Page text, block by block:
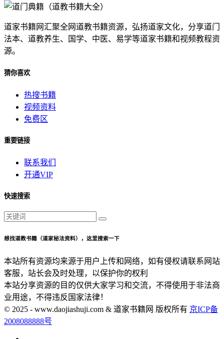
道家书籍网汇聚全网道教书籍资源，弘扬道家文化，分享道门
法本、道教养生、国学、中医、易学等道家书籍和视频教程资
源。
猜你喜欢
热搜书籍
视频资料
免费区
重要链接
联系我们
开通VIP
快速搜索
想找道教书籍（道家秘法资料），这里搜索一下
本站所有资源均来源于用户上传和网络，如有侵权请联系网站
客服，站长会及时处理，以保护你的权利
本站分享资源的目的仅供大家学习和交流，不得使用于非法商
业用途，不得违反国家法律！
© 2025 - www.daojiashuji.com & 道家书籍网 版权所有 京ICP备
2008088888号